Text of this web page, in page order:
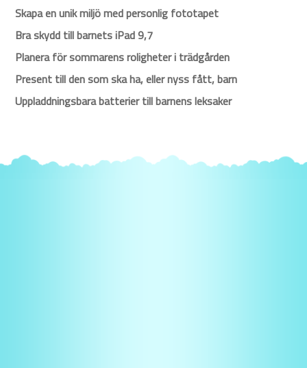
Skapa en unik miljö med personlig fototapet
Bra skydd till barnets iPad 9,7
Planera för sommarens roligheter i trädgården
Present till den som ska ha, eller nyss fått, barn
Uppladdningsbara batterier till barnens leksaker